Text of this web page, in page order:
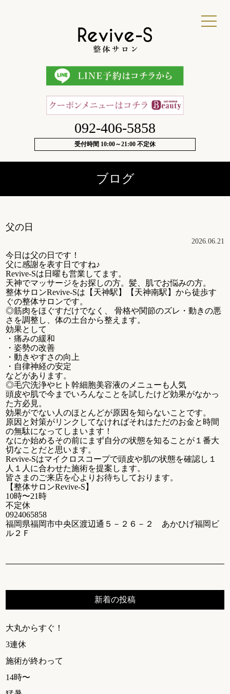
092-406-5858
受付時間 10:00～21:00 不定休
ブログ
父の日
2026.06.21
今日は父の日です！
父に感謝を表す日ですね♪
Revive-Sは日曜も営業してます。
天神でマッサージをお探しの方。髪、肌でお悩みの方。
整体サロンRevive-Sは【天神駅】【天神南駅】から徒歩す
ぐの整体サロンです。
◎筋肉をほぐすだけでなく、 骨格や関節のズレ・動きの悪
さを調整し、体の土台から整えます。
効果として
・痛みの緩和
・姿勢の改善
・動きやすさの向上
・自律神経の安定
などがあります。
◎毛穴洗浄やヒト幹細胞美容液のメニューも人気
頭皮や肌で今までいろんなことを試したけど効果がなかっ
た方必見。
効果がでない人のほとんどが原因を知らないことです。
原因と対策がリンクしてなければそれはただのお金と時間
の無駄になってしまいます！
なにか始めるその前にまず自分の状態を知ることが１番大
切なことだと思います。
Revive-Sはマイクロスコープで頭皮や肌の状態を確認し１
人１人に合わせた施術を提案します。
皆さまのご来店を心よりお待ちしております。
【整体サロンRevive-S】
10時〜21時
不定休
0924065858
福岡県福岡市中央区渡辺通５－２６－２ あかひげ福岡ビ
ル２Ｆ
新着の投稿
大丸からすぐ！
3連休
施術が終わって
14時〜